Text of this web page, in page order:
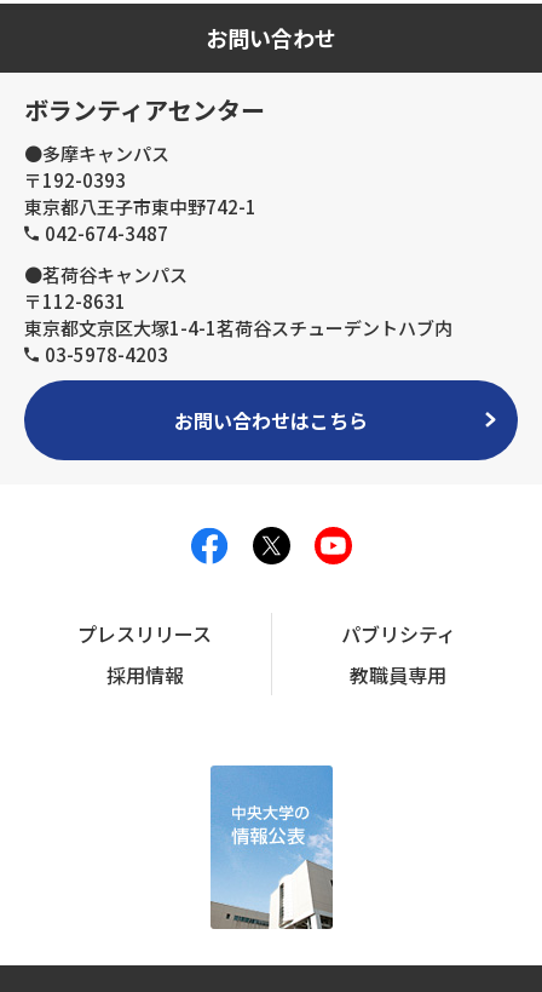
お問い合わせ
ボランティアセンター
●多摩キャンパス
〒192-0393
東京都八王子市東中野742-1
042-674-3487
●茗荷谷キャンパス
〒112-8631
東京都文京区大塚1-4-1茗荷谷スチューデントハブ内
03-5978-4203
お問い合わせはこちら
プレスリリース
パブリシティ
採用情報
教職員専用